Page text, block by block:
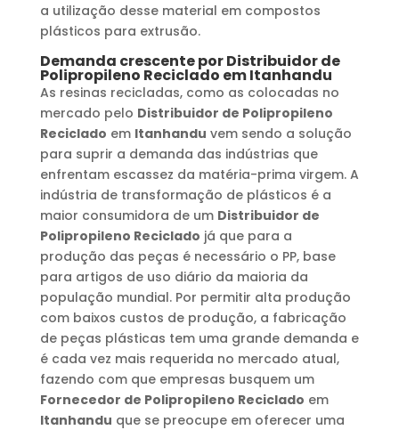
a utilização desse material em compostos
plásticos para extrusão.
Demanda crescente porDistribuidor de
Polipropileno Reciclado emItanhandu
As resinas recicladas, como as colocadas no
mercado pelo Distribuidor de Polipropileno
Reciclado em Itanhandu vem sendo a solução
para suprir a demanda das indústrias que
enfrentam escassez da matéria-prima virgem. A
indústria de transformação de plásticos é a
maior consumidora de um Distribuidor de
Polipropileno Reciclado já que para a
produção das peças é necessário o PP, base
para artigos de uso diário da maioria da
população mundial. Por permitir alta produção
com baixos custos de produção, a fabricação
de peças plásticas tem uma grande demanda e
é cada vez mais requerida no mercado atual,
fazendo com que empresas busquem um
Fornecedor de Polipropileno Reciclado em
Itanhandu que se preocupe em oferecer uma